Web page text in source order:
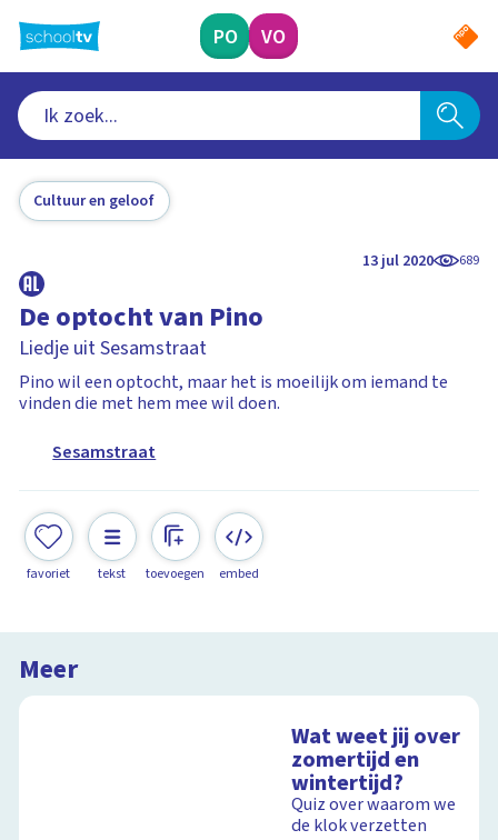
naar
hoofdinhoud
PO VO
Cultuur en geloof
13 jul 2020 689
De optocht van Pino
Liedje uit Sesamstraat
Pino wil een optocht, maar het is moeilijk om iemand te
vinden die met hem mee wil doen.
Sesamstraat
favoriet tekst toevoegen embed
Meer
Wat weet jij over
zomertijd en
wintertijd?
Quiz over waarom we
de klok verzetten